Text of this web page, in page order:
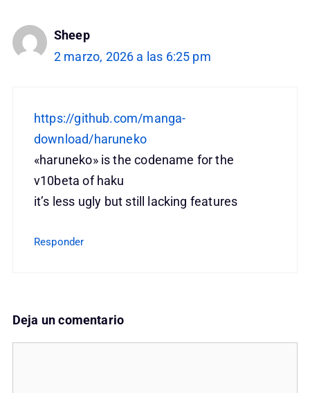
Sheep
2 marzo, 2026 a las 6:25 pm
https://github.com/manga-
download/haruneko
«haruneko» is the codename for the
v10beta of haku
it’s less ugly but still lacking features
Responder
Deja un comentario